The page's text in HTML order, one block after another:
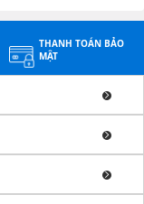
THANH TOÁN BẢO
MẬT